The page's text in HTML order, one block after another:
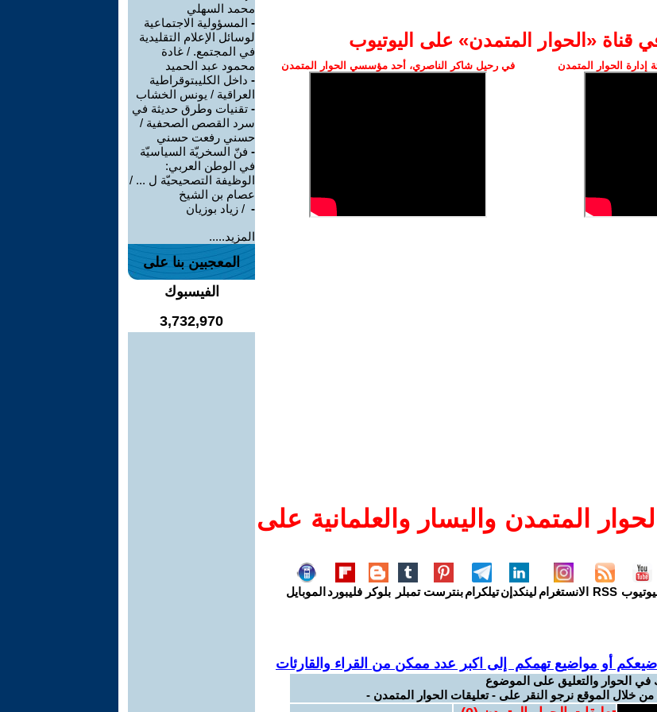
قناة ‫«الحوار المتمدن» على اليوتيوب
الحوار المتمدن في رحيل شاكر الناصري، أحد مؤسسي الحوار المتمدن
المتمدن واليسار والعلمانية على
RSS الانستغرام لينكدإنتيلكرامبنترست تمبلر بلوكر فليبورد الموبايل
أو مواضيع تهمكم إلى اكبر عدد ممكن من القراء والقارئات
الحوار والتعليق على الموضوع
من خلال الموقع نرجو النقر على - تعليقات الحوار المتمدن -
محمد السهلي
- المسؤولية الاجتماعية
لوسائل الإعلام التقليدية
في المجتمع. / غادة
محمود عبد الحميد
- داخل الكليبتوقراطية
العراقية / يونس الخشاب
- تقنيات وطرق حديثة في
سرد القصص الصحفية /
حسني رفعت حسني
- فنّ السخريّة السياسيّة
في الوطن العربي:
الوظيفة التصحيحيّة ل ... /
عصام بن الشيخ
- ‏ / زياد بوزيان
المزيد.....
المعجبين بنا على
الفيسبوك
3,732,970